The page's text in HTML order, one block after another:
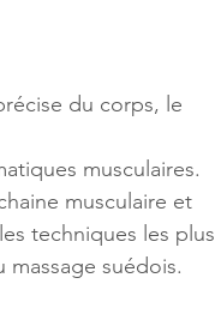
du corps, le
musculaires.
musculaire et
techniques les plus
suédois.